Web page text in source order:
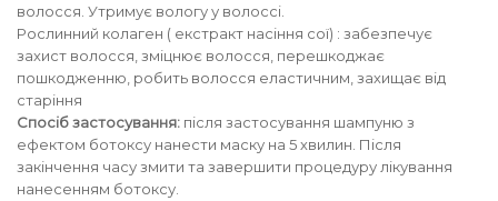
волосся. Утримує вологу у волоссі.
Рослинний колаген ( екстракт насіння сої) : забезпечує
захист волосся, зміцнює волосся, перешкоджає
пошкодженню, робить волосся еластичним, захищає від
старіння
Спосіб застосування: після застосування шампуню з
ефектом ботоксу нанести маску на 5 хвилин. Після
закінчення часу змити та завершити процедуру лікування
нанесенням ботоксу.
Subtil Global Lift - Глибоке відновлення
Subtil Man XY - Серія для чоловіків: для
догляду та укладання
Subtil Retouch Lab - захист кольору волосся
You Look Professional